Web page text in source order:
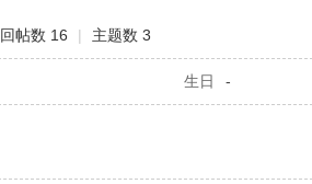
回帖数 16 | 主题数 3
生日 -